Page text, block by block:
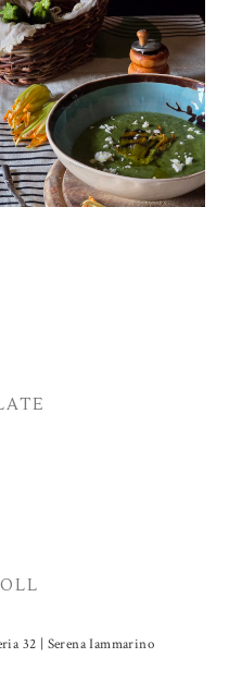
CREMA ESTIVA DI
ZUCCHINE CON FIORI E
FETA
32 | Serena Iammarino